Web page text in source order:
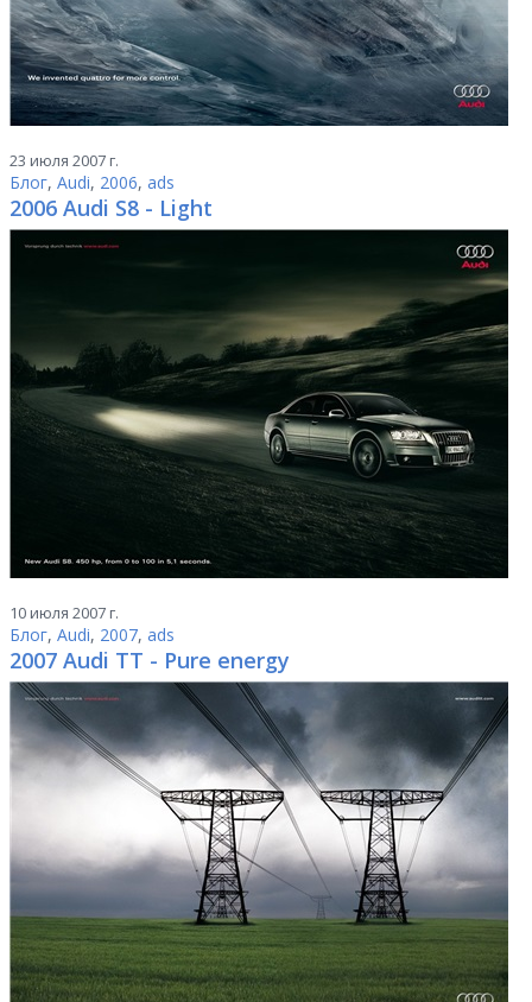
23 июля 2007 г.
Блог, Audi, 2006, ads
2006 Audi S8 - Light
10 июля 2007 г.
Блог, Audi, 2007, ads
2007 Audi TT - Pure energy